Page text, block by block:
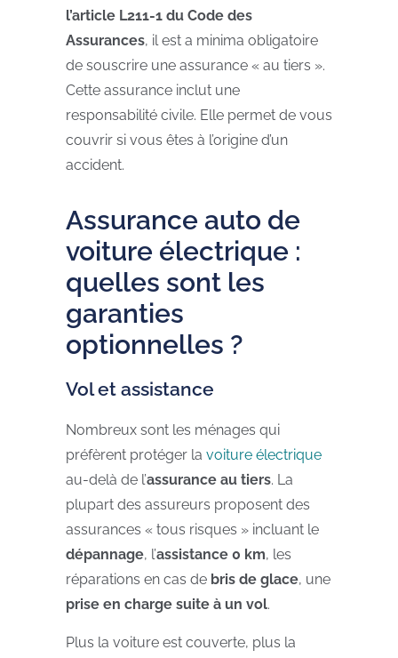
l’article L211-1 du Code des
Assurances, il est a minima obligatoire
de souscrire une assurance « au tiers ».
Cette assurance inclut une
responsabilité civile. Elle permet de vous
couvrir si vous êtes à l’origine d’un
accident.
Assurance auto de
voiture électrique :
quelles sont les
garanties
optionnelles ?
Vol et assistance
Nombreux sont les ménages qui
préfèrent protéger la voiture électrique
au-delà de l’assurance au tiers. La
plupart des assureurs proposent des
assurances « tous risques » incluant le
dépannage, l’assistance 0 km, les
réparations en cas de bris de glace, une
prise en charge suite à un vol.
Plus la voiture est couverte, plus la